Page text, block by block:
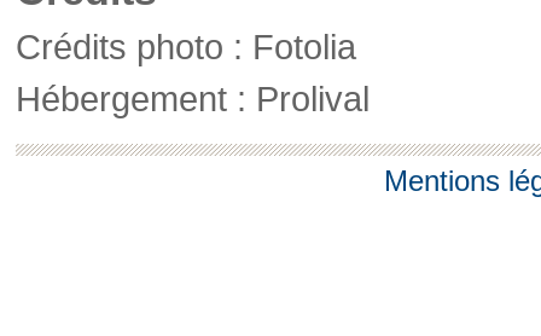
Crédits photo : Fotolia
Hébergement : Prolival
Mentions